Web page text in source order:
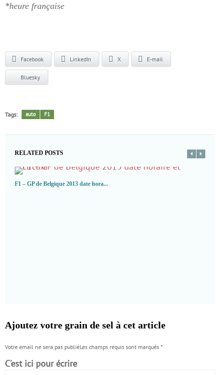
*heure française
Facebook LinkedIn X E-mail
Bluesky
Tags: auto F1
RELATED POSTS
F1 – GP de Belgique 2013 date hora...
Ajoutez votre grain de sel à cet article
Votre email ne sera pas publiéLes champs requis sont marqués *
C'est ici pour écrire